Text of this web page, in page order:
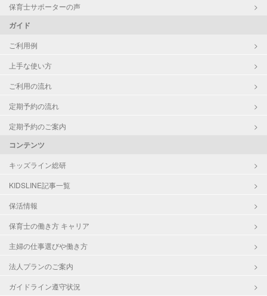
保育士サポーターの声
ガイド
ご利用例
上手な使い方
ご利用の流れ
定期予約の流れ
定期予約のご案内
コンテンツ
キッズライン総研
KIDSLINE記事一覧
保活情報
保育士の働き方 キャリア
主婦の仕事選びや働き方
法人プランのご案内
ガイドライン遵守状況